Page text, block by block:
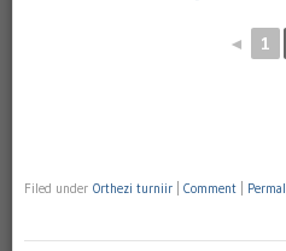
◄ 1
Filed under Orthezi turniir Comment